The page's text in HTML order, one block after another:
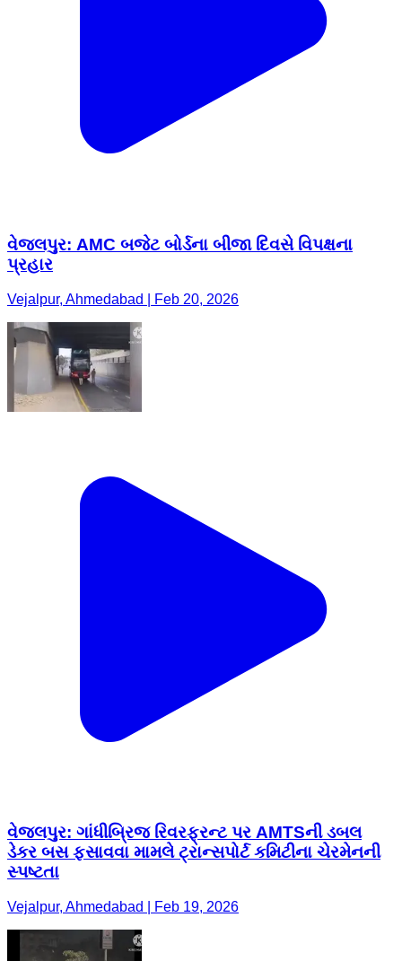
વેજલપુર: AMC બજેટ બોર્ડના બીજા દિવસે વિપક્ષના
પ્રહાર
Vejalpur, Ahmedabad | Feb 20, 2026
વેજલપુર: ગાંધીબ્રિજ રિવરફ્રન્ટ પર AMTSની ડબલ
ડેકર બસ ફસાવવા મામલે ટ્રાન્સપોર્ટ કમિટીના ચેરમેનની
સ્પષ્ટતા
Vejalpur, Ahmedabad | Feb 19, 2026